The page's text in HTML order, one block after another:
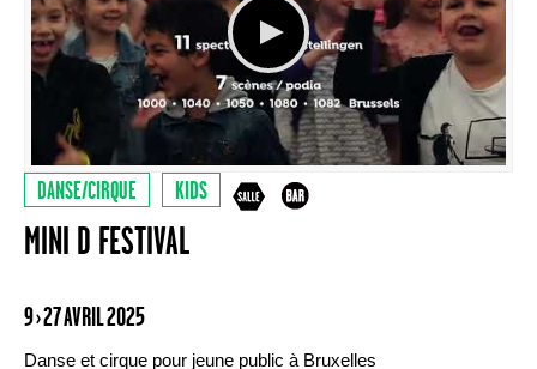
DANSE/CIRQUE KIDS
MINI D FESTIVAL
9 › 27 AVRIL 2025
Danse et cirque pour jeune public à Bruxelles